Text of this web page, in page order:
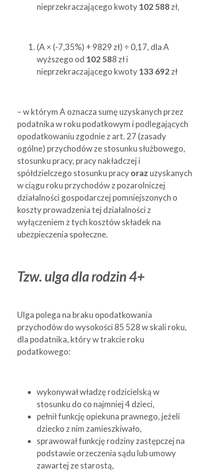
nieprzekraczającego kwoty102 588zł,
(A × (-7,35%) + 9829 zł) ÷ 0,17, dla A
wyższego od 102 588 zł i
nieprzekraczającego kwoty133 692zł
– w którym A oznacza sumę uzyskanych przez
podatnika w roku podatkowym i podlegających
opodatkowaniu zgodnie z art. 27 (zasady
ogólne) przychodów ze stosunku służbowego,
stosunku pracy, pracy nakładczej i
spółdzielczego stosunku pracyoraz uzyskanych
w ciągu roku przychodów z pozarolniczej
działalności gospodarczej pomniejszonych o
koszty prowadzenia tej działalności z
wyłączeniem z tych kosztów składek na
ubezpieczenia społeczne.
Tzw. ulga dla rodzin 4+
Ulga polega na braku opodatkowania
przychodów do wysokości 85 528 w skali roku,
dla podatnika, który w trakcie roku
podatkowego:
wykonywał władzę rodzicielską w
stosunku do co najmniej 4 dzieci,
pełnił funkcję opiekuna prawnego, jeżeli
dziecko z nim zamieszkiwało,
sprawował funkcję rodziny zastępczej na
podstawie orzeczenia sądu lub umowy
zawartej ze starostą,